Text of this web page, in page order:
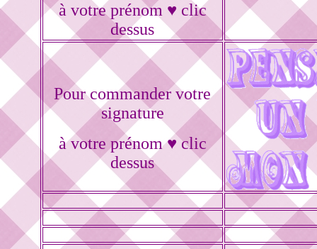
à votre prénom ♥ clic
dessus
Pour commander votre
signature
à votre prénom ♥ clic
dessus